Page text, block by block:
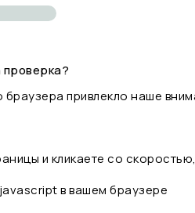
привлекло наше
и кликаете со
в вашем браузере